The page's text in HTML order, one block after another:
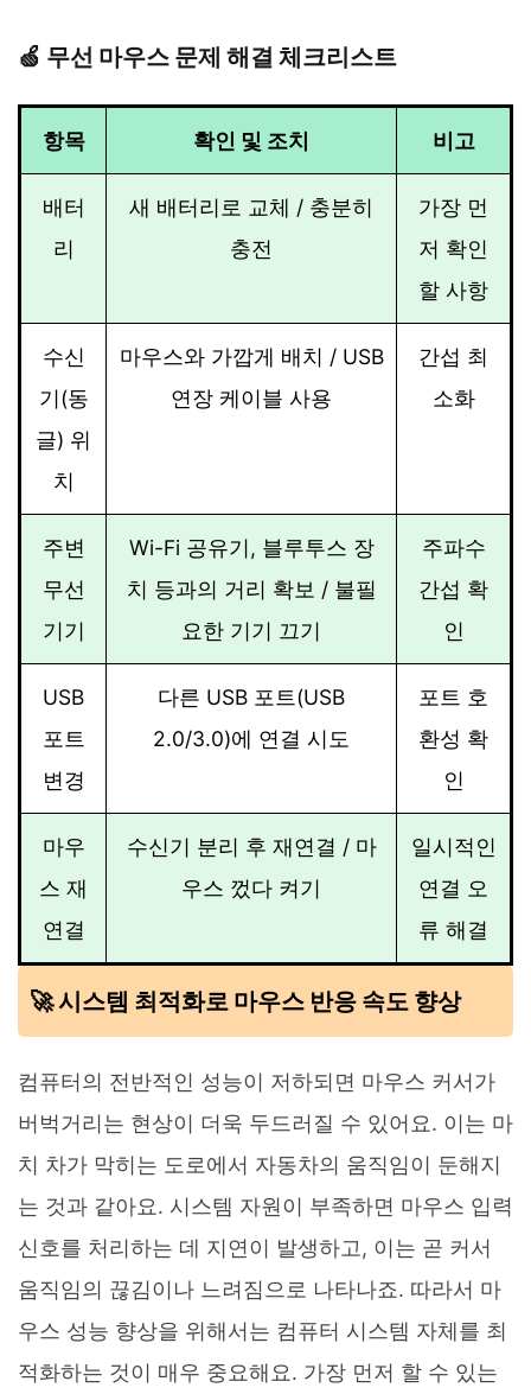
🍏 무선 마우스 문제 해결 체크리스트
항목 확인 및 조치 비고
배터
리
새 배터리로 교체 / 충분히
충전
가장 먼
저 확인
할 사항
수신
기(동
글) 위
치
마우스와 가깝게 배치 / USB
연장 케이블 사용
간섭 최
소화
주변
무선
기기
Wi-Fi 공유기, 블루투스 장
치 등과의 거리 확보 / 불필
요한 기기 끄기
주파수
간섭 확
인
USB
포트
변경
다른 USB 포트(USB
2.0/3.0)에 연결 시도
포트 호
환성 확
인
마우
스 재
연결
수신기 분리 후 재연결 / 마
우스 껐다 켜기
일시적인
연결 오
류 해결
🚀 시스템 최적화로 마우스 반응 속도 향상
컴퓨터의 전반적인 성능이 저하되면 마우스 커서가
버벅거리는 현상이 더욱 두드러질 수 있어요. 이는 마
치 차가 막히는 도로에서 자동차의 움직임이 둔해지
는 것과 같아요. 시스템 자원이 부족하면 마우스 입력
신호를 처리하는 데 지연이 발생하고, 이는 곧 커서
움직임의 끊김이나 느려짐으로 나타나죠. 따라서 마
우스 성능 향상을 위해서는 컴퓨터 시스템 자체를 최
적화하는 것이 매우 중요해요. 가장 먼저 할 수 있는